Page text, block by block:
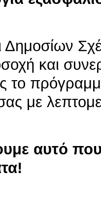
Δημοσίων
και
το
με
αυτό που